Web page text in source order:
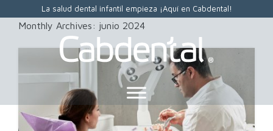
La salud dental infantil empieza ¡Aquí en Cabdental!
Monthly Archives: junio 2024